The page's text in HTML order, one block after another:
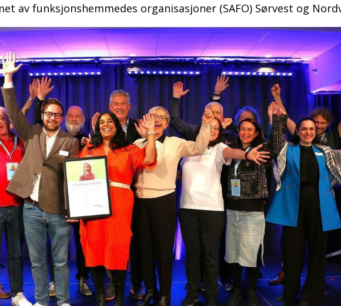
av funksjonshemmedes organisasjoner (SAFO) Sørvest og